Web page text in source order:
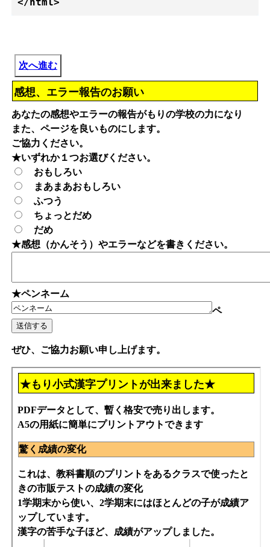
次へ進む
感想、エラー報告のお願い
あなたの感想やエラーの報告がもりの学校の力になり
また、ページを良いものにします。
ご協力ください。
★いずれか１つお選びください。
おもしろい
まあまあおもしろい
ふつう
ちょっとだめ
だめ
★感想（かんそう）やエラーなどを書きください。
★ペンネーム
ペ
ぜひ、ご協力お願い申し上げます。